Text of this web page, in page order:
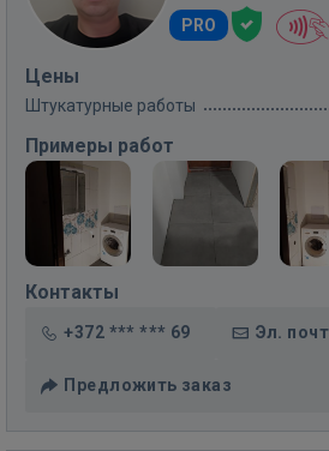
PRO
Цены
Штукатурные работы
Примеры работ
Контакты
+372 *** *** 69 Эл.
Предложить заказ